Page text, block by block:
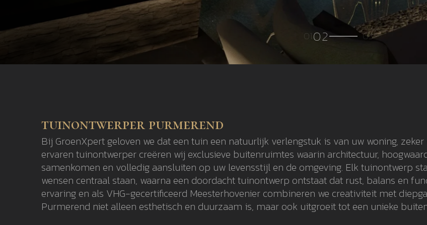
tuinontwerper purmerend
Bij GroenXpert geloven we dat een tuin een natuurlijk verlengstuk is van uw woning,
ervaren tuinontwerper creëren wij exclusieve buitenruimtes waarin architectuur,
samenkomen en volledig aansluiten op uw levensstijl en de omgeving. Elk tuinontwerp
wensen centraal staan, waarna een doordacht tuinontwerp ontstaat dat rust, balans en
ervaring en als VHG-gecertificeerd Meesterhovenier combineren we creativiteit met
Purmerend niet alleen esthetisch en duurzaam is, maar ook uitgroeit tot een unieke